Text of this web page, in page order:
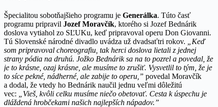
Špecialitou sobotňajšieho programu je Generálka. Túto časť
programu pripravil Jozef Moravčík, ktorého si Jozef Bednárik
doslova vytiahol zo SĽUKu, keď pripravoval operu Don Giovanni.
Tú Slovenské národné divadlo uvádza už dvadsaťtri rokov.
„Keď
som pripravoval choreografiu, tak herci doslova lietali z jednej
strany pódia na druhú. Jožko Bednárik sa na to pozrel a povedal, že
je to krásne, ozaj krásne, ale musíme to zrušiť. Vysvetlil to tým, že je
to síce pekné, nádherné, ale zabije to operu,” povedal Moravčík
a dodal, že vtedy ho Bednárik naučil jednu veľmi dôležitú
vec:
„Vieš, kvôli celku musíme niečo obetovať. Cesta k úspechu je
dláždená hrobčekami našich najlepších nápadov.”